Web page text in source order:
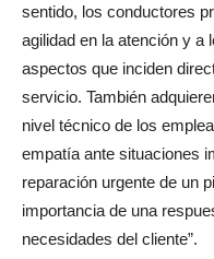
sentido, los conductores
agilidad en la atención y a
aspectos que inciden
servicio. También
nivel técnico de los
empatía ante situaciones
reparación urgente de un
importancia de una
necesidades del cliente”.